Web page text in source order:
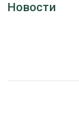
Новости